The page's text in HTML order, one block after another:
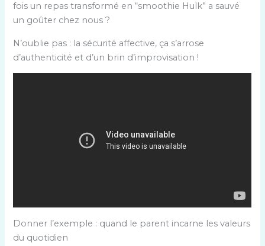
fois un repas transformé en “smoothie Hulk” a sauvé
un goûter chez nous ?
N’oublie pas : la sécurité affective, ça s’arrose
d’authenticité et d’un brin d’improvisation !
Donner l’exemple : quand le parent incarne les valeurs
du quotidien